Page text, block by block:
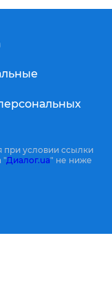
при условии ссылки
"Диалог.ua" не ниже